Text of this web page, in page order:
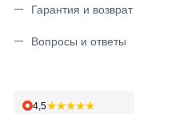
Гарантия и возврат
Вопросы и ответы
4,5★★★★★